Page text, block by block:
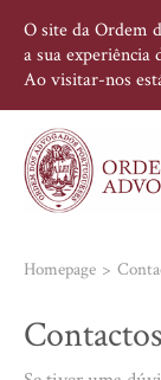
O site da Ordem
a sua experiência
Ao visitar-nos
Homepage
Contactos